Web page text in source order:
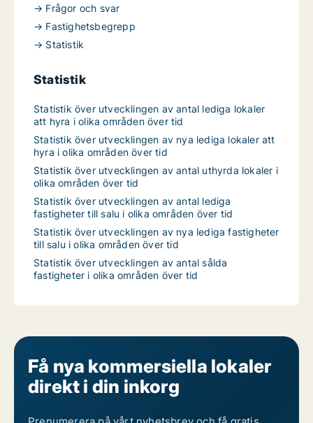
→ Frågor och svar
→ Fastighetsbegrepp
→ Statistik
Statistik
Statistik över utvecklingen av antal lediga lokaler
att hyra i olika områden över tid
Statistik över utvecklingen av nya lediga lokaler att
hyra i olika områden över tid
Statistik över utvecklingen av antal uthyrda lokaler i
olika områden över tid
Statistik över utvecklingen av antal lediga
fastigheter till salu i olika områden över tid
Statistik över utvecklingen av nya lediga fastigheter
till salu i olika områden över tid
Statistik över utvecklingen av antal sålda
fastigheter i olika områden över tid
Få nya kommersiella lokaler
direkt i din inkorg